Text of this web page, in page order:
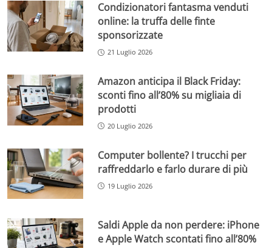
Condizionatori fantasma venduti
online: la truffa delle finte
sponsorizzate
21 Luglio 2026
Amazon anticipa il Black Friday:
sconti fino all’80% su migliaia di
prodotti
20 Luglio 2026
Computer bollente? I trucchi per
raffreddarlo e farlo durare di più
19 Luglio 2026
Saldi Apple da non perdere: iPhone
e Apple Watch scontati fino all’80%